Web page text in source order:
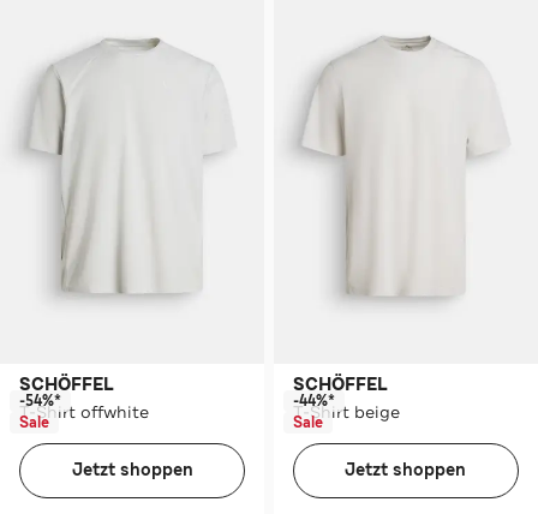
SCHÖFFEL
T-Shirt offwhite
-54%*
Sale
Jetzt shoppen
SCHÖFFEL
T-Shirt beige
-44%*
Sale
Jetzt shoppen